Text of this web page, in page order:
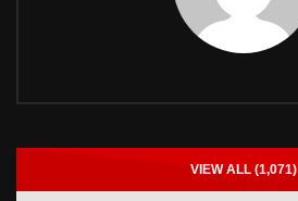
VIEW ALL (1,071)